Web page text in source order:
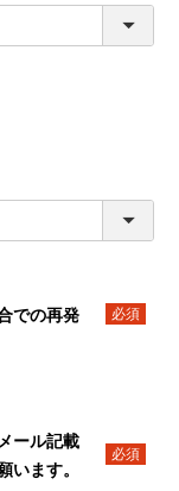
での再発
ール記載
います。